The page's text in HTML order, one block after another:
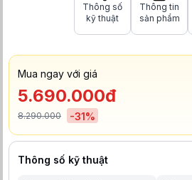
Thông số
kỹ thuật
Thông tin
sản phẩm
Mua ngay với giá
5.690.000đ
8.290.000 -31%
Thông số kỹ thuật